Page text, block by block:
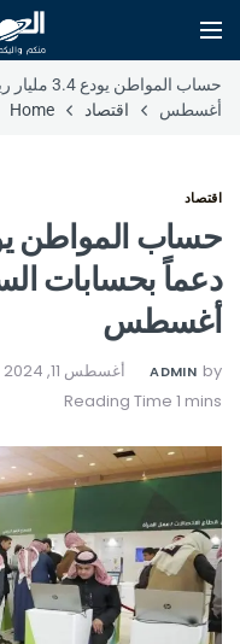
حساب
أغسطس
اقتصاد Home
اقتصاد
دعماً بحسابات
أغسطس
by
ADMIN أغسطس 11, 2024